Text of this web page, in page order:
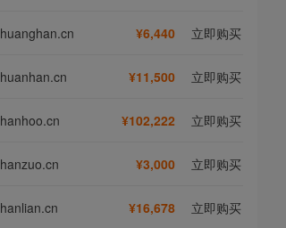
huanghan.cn ¥6,440 立即购买
huanhan.cn ¥11,500 立即购买
hanhoo.cn ¥102,222 立即购买
hanzuo.cn ¥3,000 立即购买
hanlian.cn ¥16,678 立即购买